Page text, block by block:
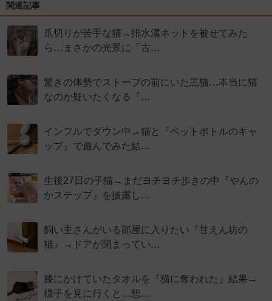
関連記事
爪切りが苦手な猫→排水溝ネットを被せてみた
ら…まさかの光景に「古…
驚きの体勢でストーブの前にいた黒猫…本当に猫
なのか疑いたくなる『…
インフルでダウン中→猫と『ペットボトルのキャ
ップ』で遊んでみた結…
生後27日の子猫→まだヨチヨチ歩きの中『やんの
かステップ』を披露し…
飼い主さんがいる部屋に入りたい『甘えん坊の
猫』→ドアが閉まってい…
膝にかけていたタオルを『猫に奪われた』結果→
様子を見に行くと…想…